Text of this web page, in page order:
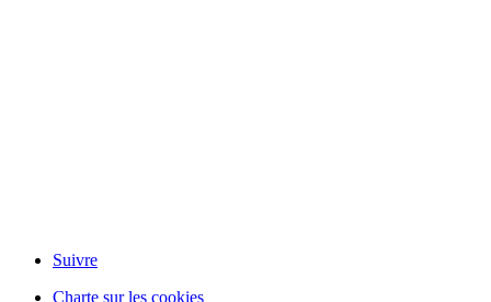
Suivre
Charte sur les cookies